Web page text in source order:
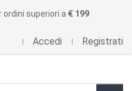
ordini superiori a € 199
Accedi Registrati